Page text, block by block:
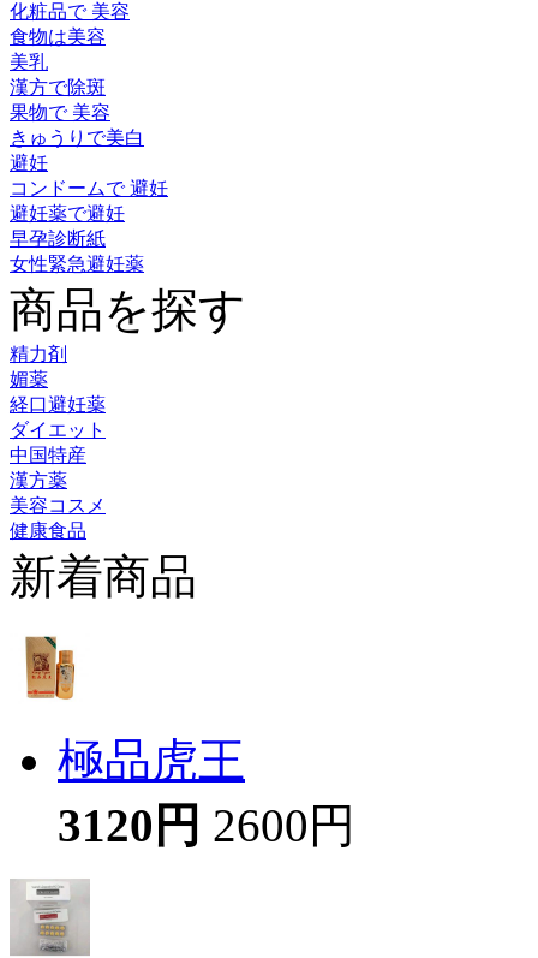
化粧品で 美容
食物は美容
美乳
漢方で除斑
果物で 美容
きゅうりで美白
避妊
コンドームで 避妊
避妊薬で避妊
早孕診断紙
女性緊急避妊薬
商品を探す
精力剤
媚薬
経口避妊薬
ダイエット
中国特産
漢方薬
美容コスメ
健康食品
新着商品
極品虎王
3120円 2600円